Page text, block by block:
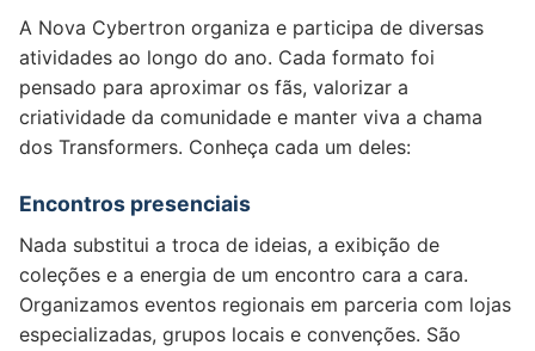
A Nova Cybertron organiza e participa de diversas
atividades ao longo do ano. Cada formato foi
pensado para aproximar os fãs, valorizar a
criatividade da comunidade e manter viva a chama
dos Transformers. Conheça cada um deles:
Encontros presenciais
Nada substitui a troca de ideias, a exibição de
coleções e a energia de um encontro cara a cara.
Organizamos eventos regionais em parceria com lojas
especializadas, grupos locais e convenções. São